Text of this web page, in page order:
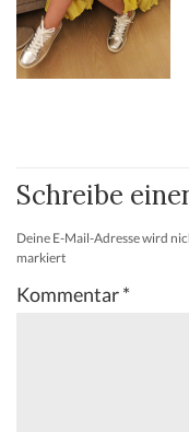
Schreibe
Deine E-Mail-Adresse wird
markiert
Kommentar*